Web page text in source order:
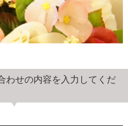
わせの内容を入力してくだ